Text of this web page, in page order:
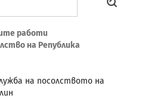
работи
на Република
на посолството на